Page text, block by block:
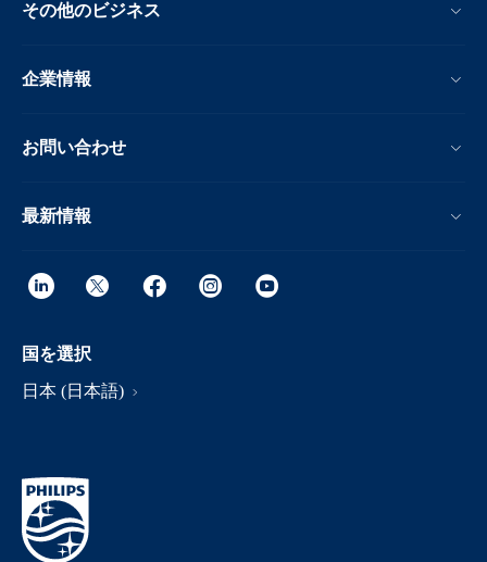
その他のビジネス
企業情報
お問い合わせ
最新情報
国を選択
日本 (日本語)